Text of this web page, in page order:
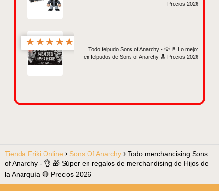
Precios 2026
★★★★★
Todo felpudo Sons of Anarchy - 💡 🚪 Lo mejor
en felpudos de Sons of Anarchy 🔝 Precios 2026
Tienda Friki Online Sons Of Anarchy
Todo merchandising Sons
of Anarchy - 👌 🎁 Súper en regalos de merchandising de Hijos de
la Anarquía 🔴 Precios 2026